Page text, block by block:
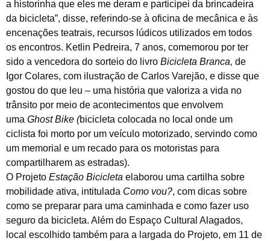
a historinha que eles me deram e participei da brincadeira
da bicicleta”, disse, referindo-se à oficina de mecânica e às
encenações teatrais, recursos lúdicos utilizados em todos
os encontros. Ketlin Pedreira, 7 anos, comemorou por ter
sido a vencedora do sorteio do livro Bicicleta Branca, de
Igor Colares, com ilustração de Carlos Varejão, e disse que
gostou do que leu – uma história que valoriza a vida no
trânsito por meio de acontecimentos que envolvem
uma Ghost Bike (bicicleta colocada no local onde um
ciclista foi morto por um veículo motorizado, servindo como
um memorial e um recado para os motoristas para
compartilharem as estradas).
O Projeto Estação Bicicleta elaborou uma cartilha sobre
mobilidade ativa, intitulada Como vou?, com dicas sobre
como se preparar para uma caminhada e como fazer uso
seguro da bicicleta. Além do Espaço Cultural Alagados,
local escolhido também para a largada do Projeto, em 11 de